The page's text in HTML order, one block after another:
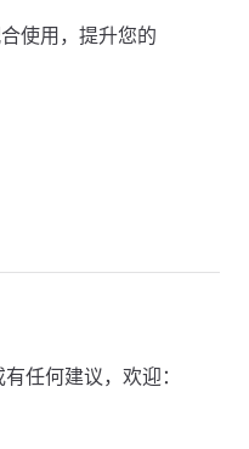
使用，提升您的
任何建议，欢迎：